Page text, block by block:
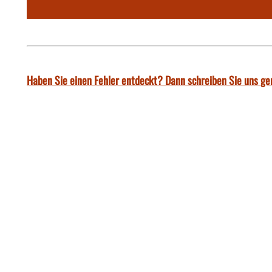
Haben Sie einen Fehler entdeckt? Dann schreiben Sie uns